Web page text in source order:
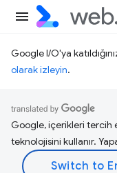
Google I/O'ya
olarak izleyin.
Google, içerikleri tercih
teknolojisini kullanır.